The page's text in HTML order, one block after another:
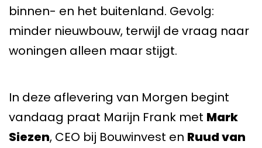
binnen- en het buitenland. Gevolg:
minder nieuwbouw, terwijl de vraag naar
woningen alleen maar stijgt.
In deze aflevering van Morgen begint
vandaag praat Marijn Frank met Mark
Siezen, CEO bij Bouwinvest en Ruud van